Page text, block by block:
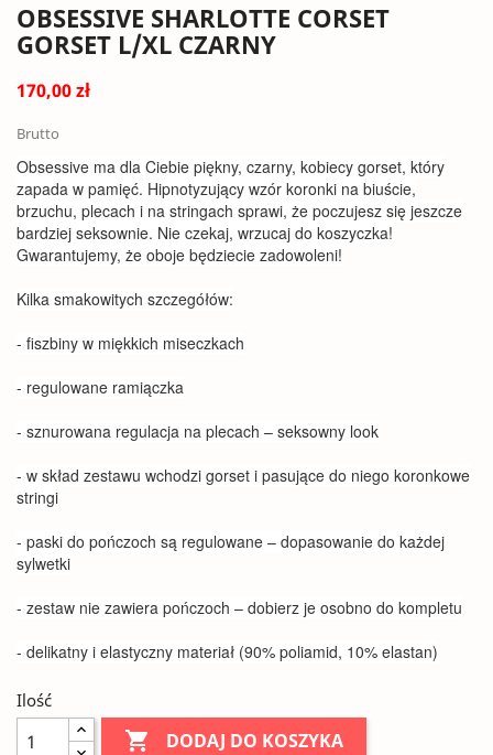
OBSESSIVE SHARLOTTE CORSET
GORSET L/XL CZARNY
170,00 zł
Brutto
Obsessive ma dla Ciebie piękny, czarny, kobiecy gorset, który
zapada w pamięć. Hipnotyzujący wzór koronki na biuście,
brzuchu, plecach i na stringach sprawi, że poczujesz się jeszcze
bardziej seksownie. Nie czekaj, wrzucaj do koszyczka!
Gwarantujemy, że oboje będziecie zadowoleni!
Kilka smakowitych szczegółów:
- fiszbiny w miękkich miseczkach
- regulowane ramiączka
- sznurowana regulacja na plecach – seksowny look
- w skład zestawu wchodzi gorset i pasujące do niego koronkowe
stringi
- paski do pończoch są regulowane – dopasowanie do każdej
sylwetki
- zestaw nie zawiera pończoch – dobierz je osobno do kompletu
- delikatny i elastyczny materiał (90% poliamid, 10% elastan)
Ilość
 DODAJ DO KOSZYKA